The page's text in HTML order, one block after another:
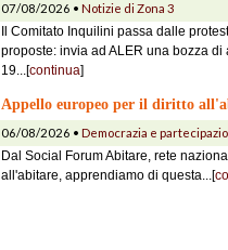
07/08/2026 • Notizie di Zona 3
Il Comitato Inquilini passa dalle
proposte: invia ad ALER una bozza di
19...[continua]
Appello europeo per il diritto
06/08/2026 • Democrazia e
Dal Social Forum Abitare, rete
all'abitare, apprendiamo di questa...[